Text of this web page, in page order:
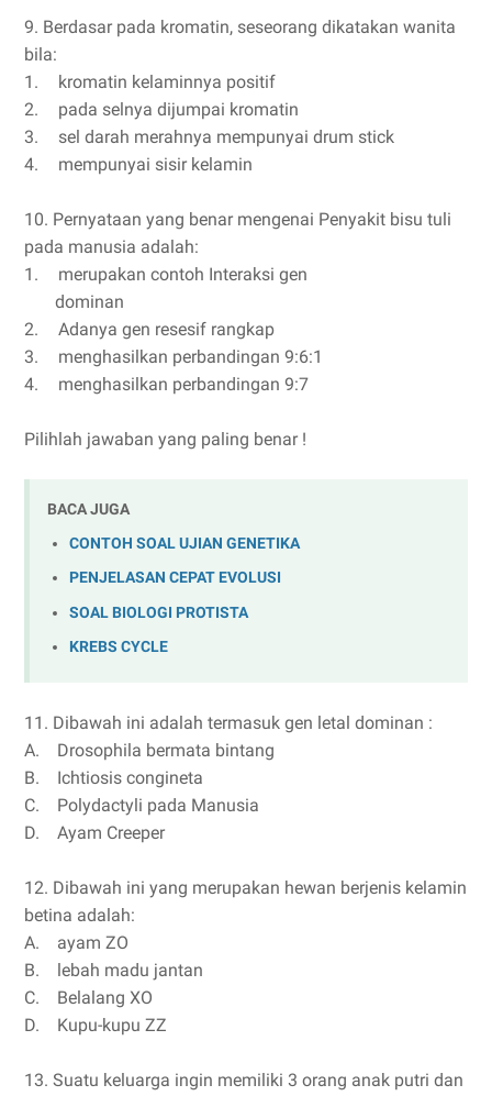
9. Berdasar pada kromatin, seseorang dikatakan wanita
bila:
1.
kromatin kelaminnya positif
2.
pada selnya dijumpai kromatin
3.
sel darah merahnya mempunyai drum stick
4.
mempunyai sisir kelamin
10. Pernyataan yang benar mengenai Penyakit bisu tuli
pada manusia adalah:
1.
merupakan contoh Interaksi gen
dominan
2.
Adanya gen resesif rangkap
3.
menghasilkan perbandingan 9:6:1
4.
menghasilkan perbandingan 9:7
Pilihlah jawaban yang paling benar !
BACA JUGA
CONTOH SOAL UJIAN GENETIKA
PENJELASAN CEPAT EVOLUSI
SOAL BIOLOGI PROTISTA
KREBS CYCLE
11. Dibawah ini adalah termasuk gen letal dominan :
A.
Drosophila bermata bintang
B.
Ichtiosis congineta
C.
Polydactyli pada Manusia
D.
Ayam Creeper
12. Dibawah ini yang merupakan hewan berjenis kelamin
betina adalah:
A.
ayam ZO
B.
lebah madu jantan
C.
Belalang XO
D.
Kupu-kupu ZZ
13. Suatu keluarga ingin memiliki 3 orang anak putri dan